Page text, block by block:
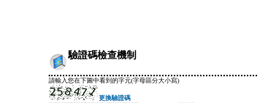
驗證碼檢查機制
請輸入您在下圖中看到的字元(字母區分大小寫)
更換驗證碼